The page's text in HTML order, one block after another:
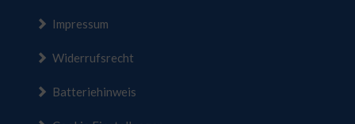
Impressum
Widerrufsrecht
Batteriehinweis